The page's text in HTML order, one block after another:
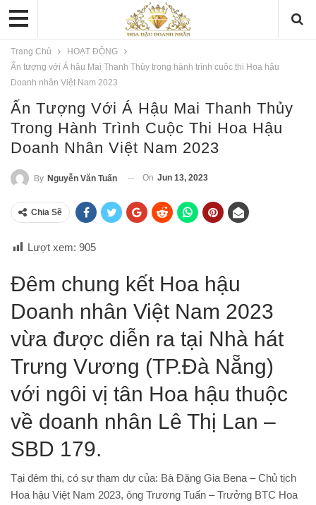
Trang Chủ
HOẠT ĐỘNG
Ấn tượng với Á hậu Mai Thanh Thủy trong hành trình cuộc thi Hoa hậu
Doanh nhân Việt Nam 2023
Ấn Tượng Với Á Hậu Mai Thanh Thủy
Trong Hành Trình Cuộc Thi Hoa Hậu
Doanh Nhân Việt Nam 2023
By Nguyễn Văn Tuấn On Jun 13, 2023
Chia Sẽ
Lượt xem: 905
Đêm chung kết Hoa hậu
Doanh nhân Việt Nam 2023
vừa được diễn ra tại Nhà hát
Trưng Vương (TP.Đà Nẵng)
với ngôi vị tân Hoa hậu thuộc
về doanh nhân Lê Thị Lan –
SBD 179.
Tại đêm thi, có sự tham dự của: Bà Đặng Gia Bena – Chủ tịch
Hoa hậu Việt Nam 2023, ông Trương Tuấn – Trưởng BTC Hoa